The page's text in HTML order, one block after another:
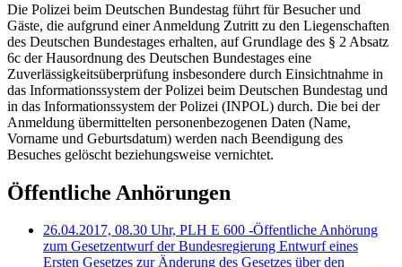
Die Polizei beim Deutschen Bundestag führt für Besucher und
Gäste, die aufgrund einer Anmeldung Zutritt zu den Liegenschaften
des Deutschen Bundestages erhalten, auf Grundlage des § 2 Absatz
6c der Hausordnung des Deutschen Bundestages eine
Zuverlässigkeitsüberprüfung insbesondere durch Einsichtnahme in
das Informationssystem der Polizei beim Deutschen Bundestag und
in das Informationssystem der Polizei (INPOL) durch. Die bei der
Anmeldung übermittelten personenbezogenen Daten (Name,
Vorname und Geburtsdatum) werden nach Beendigung des
Besuches gelöscht beziehungsweise vernichtet.
Öffentliche Anhörungen
26.04.2017, 08.30 Uhr, PLH E 600 -Öffentliche Anhörung
zum Gesetzentwurf der Bundesregierung Entwurf eines
Ersten Gesetzes zur Änderung des Gesetzes über den